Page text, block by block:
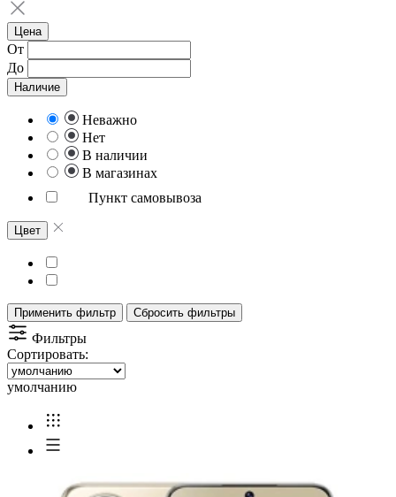
Цена
От
До
Наличие
Неважно
Нет
В наличии
В магазинах
Пункт самовывоза
Цвет
Применить фильтр Сбросить фильтры
Фильтры
Сортировать:
умолчанию